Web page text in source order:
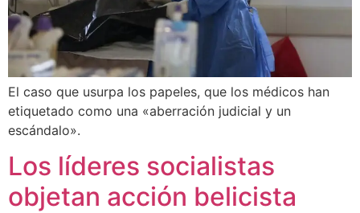
El caso que usurpa los papeles, que los médicos han
etiquetado como una «aberración judicial y un
escándalo».
Los líderes socialistas
objetan acción belicista